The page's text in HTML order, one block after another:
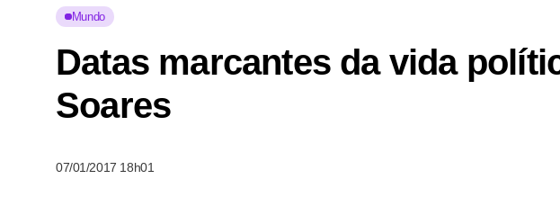
Mundo
Datas marcantes da vida
Soares
07/01/2017 18h01